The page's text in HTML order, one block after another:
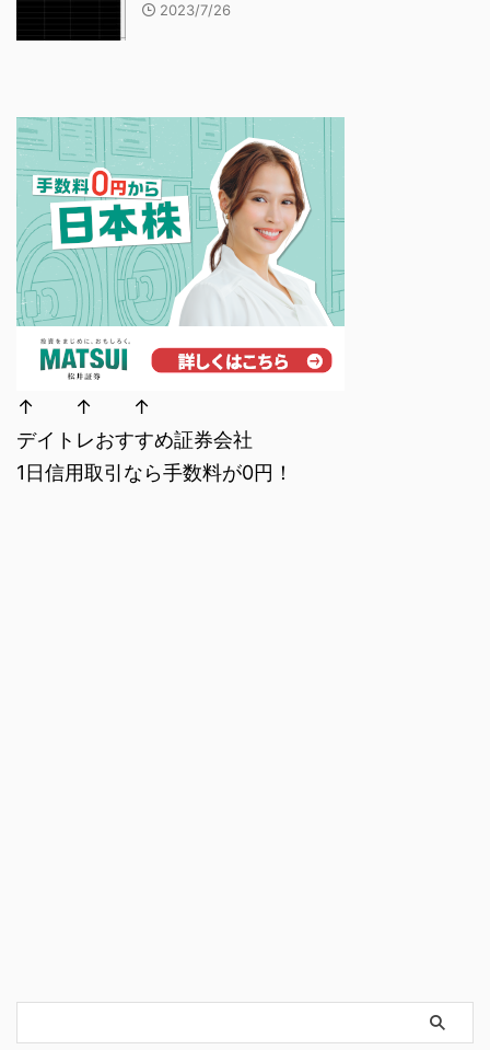
2023/7/26
↑ ↑ ↑
デイトレおすすめ証券会社
1日信用取引なら手数料が0円！